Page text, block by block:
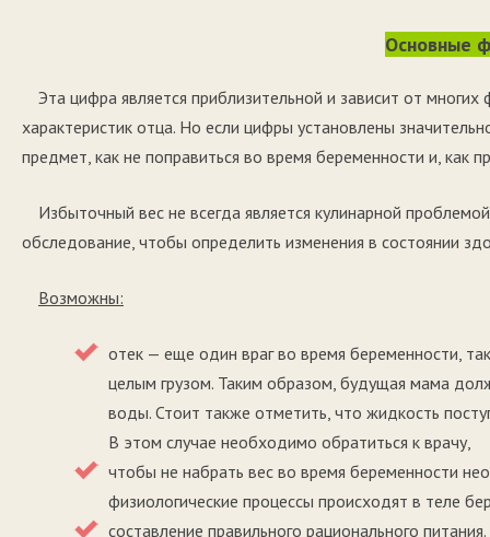
Основные
Эта цифра является приблизительной и зависит от многих
характеристик отца. Но если цифры установлены
предмет, как не поправиться во время беременности и, как
Избыточный вес не всегда является кулинарной
обследование, чтобы определить изменения в состоянии
Возможны:
отек — еще один враг во время беременности,
целым грузом. Таким образом, будущая мама
воды. Стоит также отметить, что жидкость
В этом случае необходимо обратиться к врачу,
чтобы не набрать вес во время беременности
физиологические процессы происходят в теле
составление правильного рационального питания.